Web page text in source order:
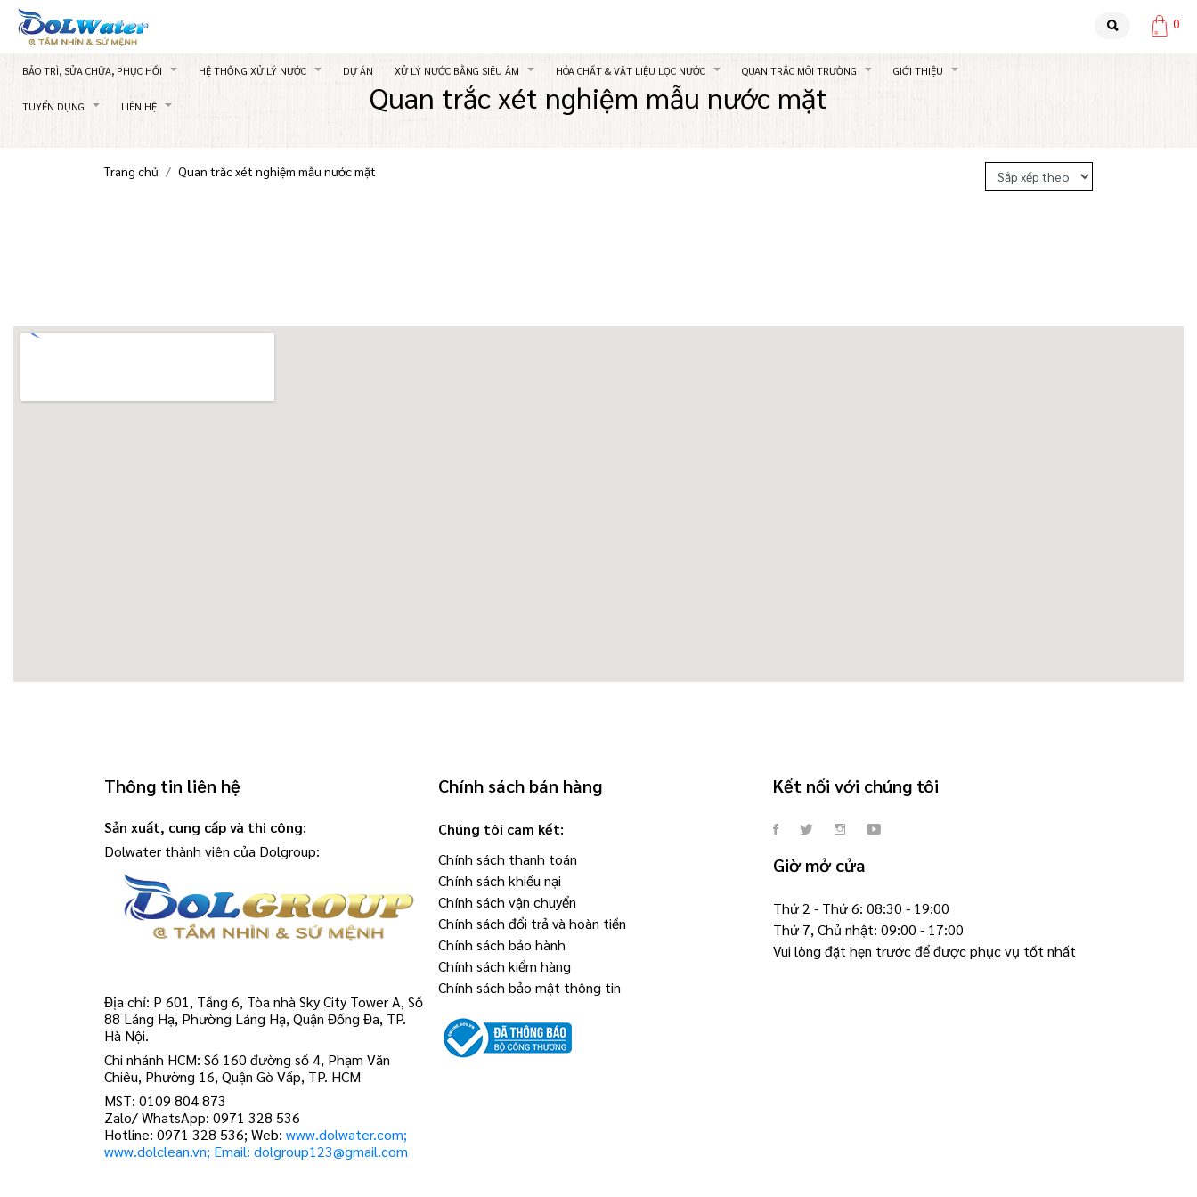
BẢO TRÌ, SỬA CHỮA, PHỤC HỒI HỆ THỐNG XỬ LÝ NƯỚC DỰ ÁN XỬ LÝ NƯỚC BẰNG SIÊU ÂM HÓA CHẤT & VẬT LIỆU LỌC NƯỚC QUAN TRẮC MÔI TRƯỜNG GIỚI THIỆU
TUYỂN DỤNG LIÊN HỆ
0
Quan trắc xét nghiệm mẫu nước mặt
Trang chủ Quan trắc xét nghiệm mẫu nước mặt
Thông tin liên hệ
Sản xuất, cung cấp và thi công:
Dolwater thành viên của Dolgroup:
Địa chỉ: P 601, Tầng 6, Tòa nhà Sky City Tower A, Số
88 Láng Hạ, Phường Láng Hạ, Quận Đống Đa, TP.
Hà Nội.
Chi nhánh HCM: Số 160 đường số 4, Phạm Văn
Chiêu, Phường 16, Quận Gò Vấp, TP. HCM
MST: 0109 804 873
Zalo/ WhatsApp: 0971 328 536
Hotline: 0971 328 536; Web: www.dolwater.com;
www.dolclean.vn; Email: dolgroup123@gmail.com
Chính sách bán hàng
Chúng tôi cam kết:
Chính sách thanh toán
Chính sách khiếu nại
Chính sách vận chuyển
Chính sách đổi trả và hoàn tiền
Chính sách bảo hành
Chính sách kiểm hàng
Chính sách bảo mật thông tin
Kết nối với chúng tôi
Giờ mở cửa
Thứ 2 - Thứ 6: 08:30 - 19:00
Thứ 7, Chủ nhật: 09:00 - 17:00
Vui lòng đặt hẹn trước để được phục vụ tốt nhất